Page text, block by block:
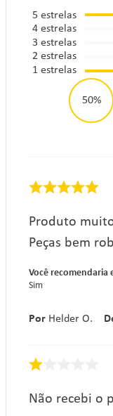
5 estrelas
4estrelas
3 estrelas
2estrelas
1estrelas
50%
Produto
Peças bem
Você recomendaria
Sim
Por Helder O.
Não recebi o